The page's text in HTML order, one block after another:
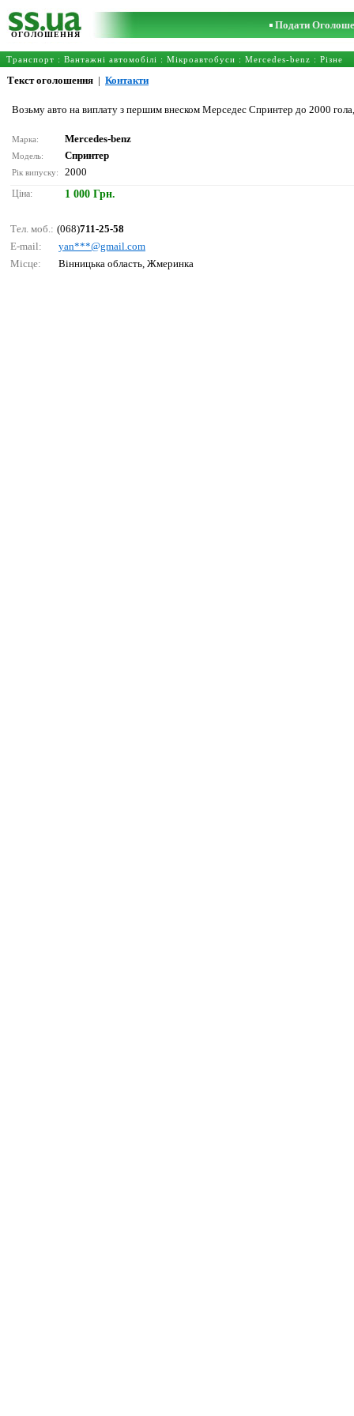
ОГОЛОШЕННЯ
Подати
Транспорт : Вантажні автомобілі : Мікроавтобуси : Mercedes-benz : Різне
Текст оголошення | Контакти
Возьму авто на виплату з першим внеском Мерседес Спринтер до 2000
Марка: Mercedes-benz
Модель: Спринтер
Рік випуску: 2000
Ціна: 1 000 Грн.
Тел. моб.: (068)711-25-58
E-mail:
yаn***@gmаil.соm
Місце:
Вінницька область, Жмеринка